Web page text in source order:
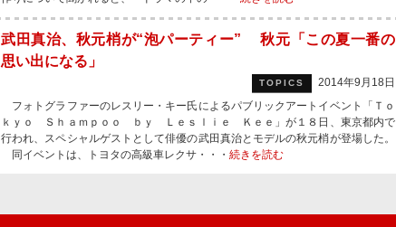
武田真治、秋元梢が“泡パーティー” 秋元「この夏一番の
思い出になる」
TOPICS
2014年9月18日
フォトグラファーのレスリー・キー氏によるパブリックアートイベント「Ｔｏ
ｋｙｏ Ｓｈａｍｐｏｏ ｂｙ Ｌｅｓｌｉｅ Ｋｅｅ」が１８日、東京都内で
行われ、スペシャルゲストとして俳優の武田真治とモデルの秋元梢が登場した。
同イベントは、トヨタの高級車レクサ・・・ 続きを読む